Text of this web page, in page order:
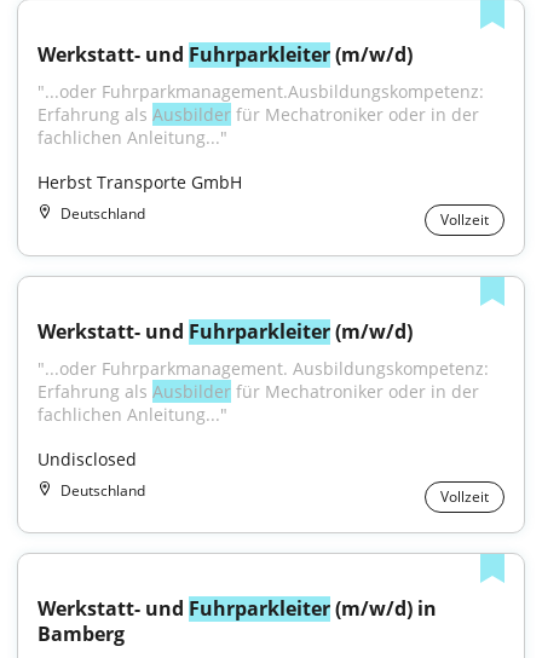
Werkstatt- und Fuhrparkleiter (m/w/d)
"...oder Fuhrparkmanagement.Ausbildungskompetenz:
Erfahrung als Ausbilder für Mechatroniker oder in der
fachlichen Anleitung..."
Herbst Transporte GmbH
Deutschland Vollzeit
Werkstatt- und Fuhrparkleiter (m/w/d)
"...oder Fuhrparkmanagement. Ausbildungskompetenz:
Erfahrung als Ausbilder für Mechatroniker oder in der
fachlichen Anleitung..."
Undisclosed
Deutschland Vollzeit
Werkstatt- und Fuhrparkleiter (m/w/d) in
Bamberg